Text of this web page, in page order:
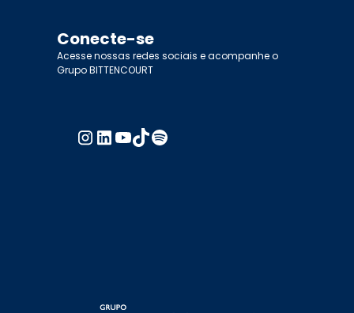
Conecte-se
Acesse nossas redes sociais e acompanhe o
Grupo BITTENCOURT